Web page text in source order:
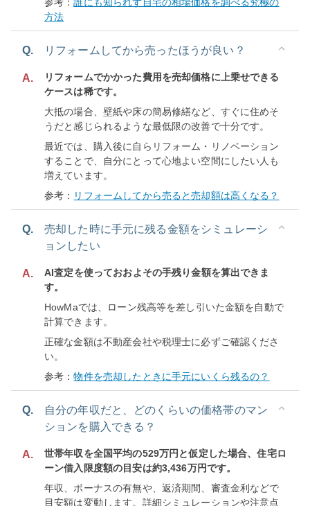
方法
Q. リフォームしてから売ったほうが良い？
A.
リフォームでかかった費用を売却価格に上乗せできる
ケースは稀です。
大抵の場合、壁紙や床の簡易修繕など、すぐに住めそ
うだと感じられるような最低限の改善で十分です。
最近では、購入後に自らリフォーム・リノベーション
することで、自分にとって心地よい空間にしたい人も
増えています。
参考： リフォームしてから売ると売却額は高くなる？
Q.
売却した時に手元に残る金額をシミュレーシ
ョンしたい
A.
AI査定を使っておおよその手残り金額を算出できま
す。
HowMaでは、ローン残高等を差し引いた金額を自動で
計算できます。
正確な金額は不動産会社や税理士に必ずご確認くださ
い。
参考：物件を売却したときに手元にいくら残るの？
Q.
自分の年収だと、どのくらいの価格帯のマン
ションを購入できる？
A.
世帯年収を全国平均の529万円と仮定した場合、住宅ロ
ーン借入限度額の目安は約3,436万円です。
年収、ボーナスの有無や、返済期間、審査金利などで
目安額は変動します。詳細シミュレーションや注意点